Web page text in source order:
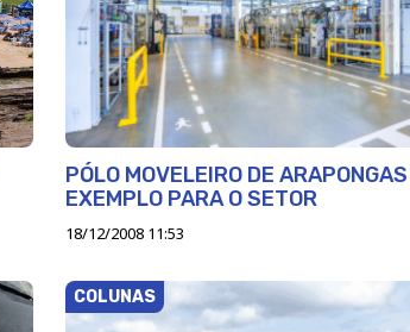
PÓLO MOVELEIRO DE
EXEMPLO PARA O SETOR
18/12/2008 11:53
COLUNAS